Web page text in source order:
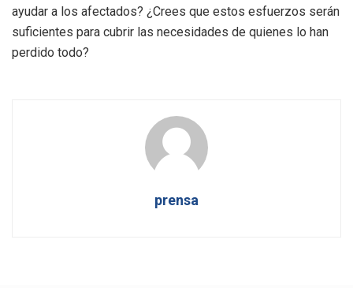
ayudar a los afectados? ¿Crees que estos esfuerzos serán
suficientes para cubrir las necesidades de quienes lo han
perdido todo?
prensa